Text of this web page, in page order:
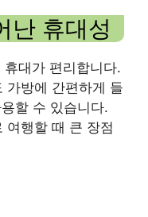
난 휴대성
대가 편리합니다.
가방에 간편하게 들
할 수 있습니다.
여행할 때 큰 장점